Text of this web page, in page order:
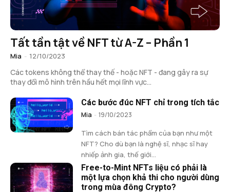
Tất tần tật về NFT từ A-Z – Phần 1
Mia - 12/10/2023
Các tokens không thể thay thế - hoặc NFT - đang gây ra sự
thay đổi mô hình trên hầu hết mọi lĩnh vực...
Các bước đúc NFT chỉ trong tích tắc
Mia - 19/10/2023
Tìm cách bán tác phẩm của bạn như một
NFT? Cho dù bạn là nghệ sĩ, nhạc sĩ hay
nhiếp ảnh gia, thế giới...
Free-to-Mint NFTs liệu có phải là
một lựa chọn khả thi cho người dùng
trong mùa đông Crypto?